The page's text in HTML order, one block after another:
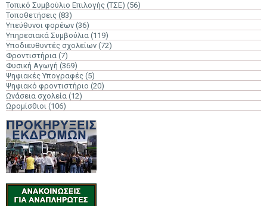
Τοπικό Συμβούλιο Επιλογής (ΤΣΕ) (56)
Τοποθετήσεις (83)
Υπεύθυνοι φορέων (36)
Υπηρεσιακά Συμβούλια (119)
Υποδιευθυντές σχολείων (72)
Φροντιστήρια (7)
Φυσική Αγωγή (369)
Ψηφιακές Υπογραφές (5)
Ψηφιακό φροντιστήριο (20)
Ωνάσεια σχολεία (12)
Ωρομίσθιοι (106)